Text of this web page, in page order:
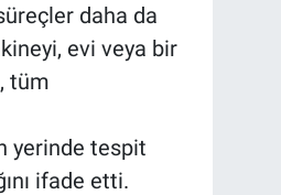
daha da
evi veya bir
tüm
yerinde tespit
ifade etti.